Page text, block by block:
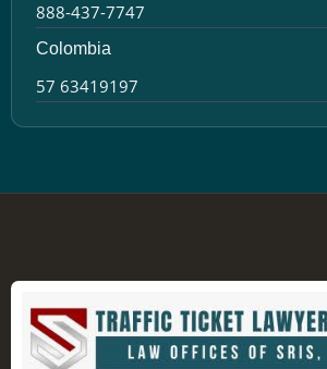
888-437-7747
Colombia
57 63419197